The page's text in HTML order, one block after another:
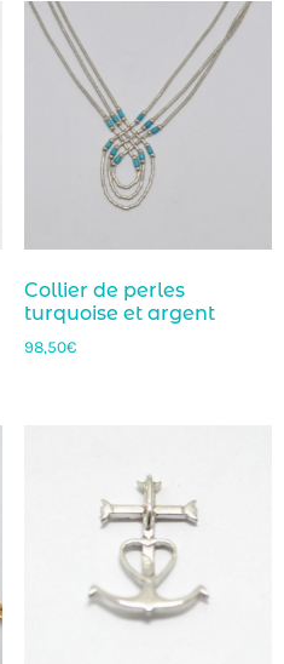
Collier de perles
turquoise et argent
98,50€